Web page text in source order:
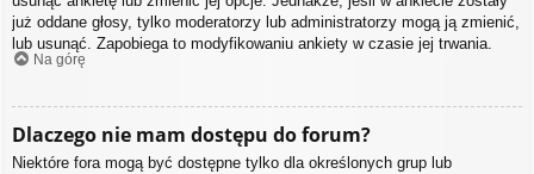
już oddane głosy, tylko moderatorzy lub administratorzy mogą ją zmienić,
lub usunąć. Zapobiega to modyfikowaniu ankiety w czasie jej trwania.
Na górę
Dlaczego nie mam dostępu do forum?
Niektóre fora mogą być dostępne tylko dla określonych grup lub